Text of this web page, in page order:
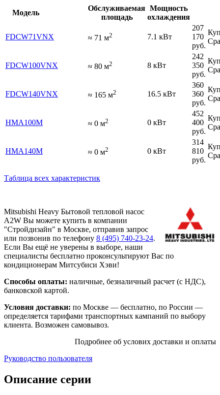
Модель
Обслуживаемая
площадь
Мощность
охлаждения
FDCW71VNX ≈ 71 м2 7.1 кВт
207
170
руб.
FDCW100VNX ≈ 80 м2 8 кВт
242
350
руб.
FDCW140VNX ≈ 165 м2 16.5 кВт
360
360
руб.
HMA100M ≈ 0 м2 0 кВт
452
400
руб.
HMA140M ≈ 0 м2 0 кВт
314
810
руб.
Таблица всех характеристик
Mitsubishi Heavy Бытовой тепловой насос
A2W Вы можете купить в компании
"Стройдизайн" в Москве, отправив запрос
или позвонив по телефону 8 (495) 740-23-24.
Если Вы ещё не уверены в выборе, наши
специалисты бесплатно проконсультируют Вас по
кондиционерам Митсубиси Хэви!
Способы оплаты: наличные, безналичный расчет (с НДС),
банковской картой.
Условия доставки: по Москве — бесплатно, по России —
определяется тарифами транспортных кампаний по выбору
клиента. Возможен самовывоз.
Подробнее об услових доставки и оплаты
Руководство пользователя
Описание серии